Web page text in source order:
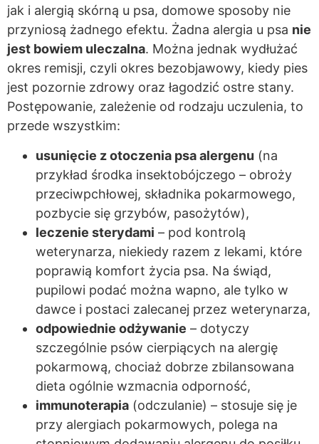
jak i alergią skórną u psa, domowe sposoby nie
przyniosą żadnego efektu. Żadna alergia u psa nie
jest bowiem uleczalna. Można jednak wydłużać
okres remisji, czyli okres bezobjawowy, kiedy pies
jest pozornie zdrowy oraz łagodzić ostre stany.
Postępowanie, zależenie od rodzaju uczulenia, to
przede wszystkim:
usunięcie z otoczenia psa alergenu (na
przykład środka insektobójczego – obroży
przeciwpchłowej, składnika pokarmowego,
pozbycie się grzybów, pasożytów),
leczenie sterydami – pod kontrolą
weterynarza, niekiedy razem z lekami, które
poprawią komfort życia psa. Na świąd,
pupilowi podać można wapno, ale tylko w
dawce i postaci zalecanej przez weterynarza,
odpowiednie odżywanie – dotyczy
szczególnie psów cierpiących na alergię
pokarmową, chociaż dobrze zbilansowana
dieta ogólnie wzmacnia odporność,
immunoterapia (odczulanie) – stosuje się je
przy alergiach pokarmowych, polega na